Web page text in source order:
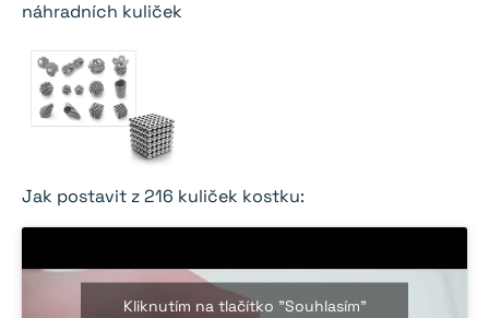
náhradních kuliček
Jak postavit z 216 kuliček kostku:
Kliknutím na tlačítko "Souhlasím"